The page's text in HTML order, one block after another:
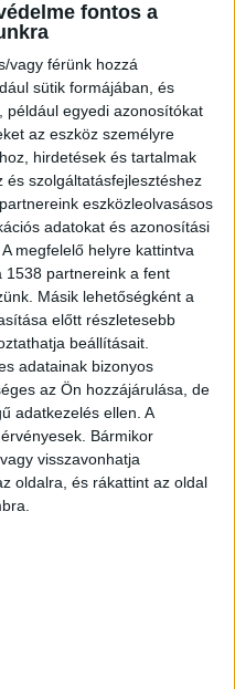
fontos a
vagy férünk hozzá
sütik formájában, és
például egyedi azonosítókat
az eszköz személyre
hirdetések és tartalmak
és szolgáltatásfejlesztéshez
eszközleolvasásos
adatokat és azonosítási
megfelelő helyre kattintva
1538 partnereink a fent
Másik lehetőségként a
előtt részletesebb
beállításait.
adatainak bizonyos
az Ön hozzájárulása, de
adatkezelés ellen. A
Bármikor
visszavonhatja
oldalra, és rákattint az oldal
magas
egy nő
vessen az
2 óra 26
a
hogy a
felmászott
feltehetően
hogy jöjjön le, de
Korpás